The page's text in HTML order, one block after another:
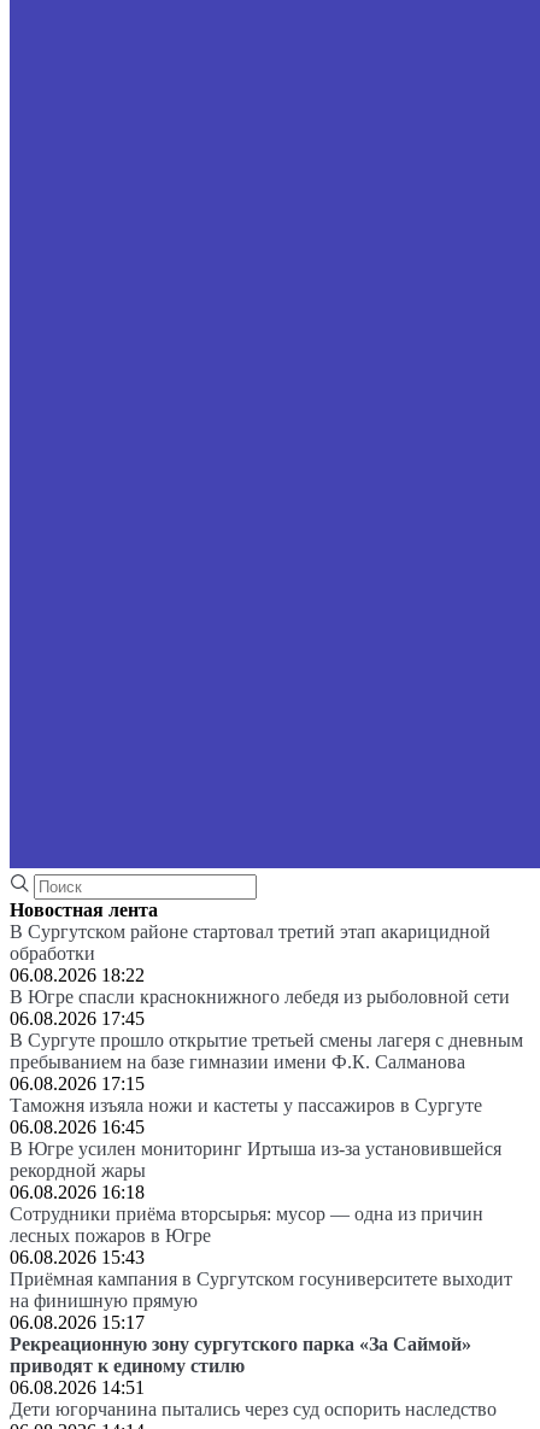
Новостная лента
В Сургутском районе стартовал третий этап акарицидной
обработки
06.08.2026 18:22
В Югре спасли краснокнижного лебедя из рыболовной сети
06.08.2026 17:45
В Сургуте прошло открытие третьей смены лагеря с дневным
пребыванием на базе гимназии имени Ф.К. Салманова
06.08.2026 17:15
Таможня изъяла ножи и кастеты у пассажиров в Сургуте
06.08.2026 16:45
В Югре усилен мониторинг Иртыша из-за установившейся
рекордной жары
06.08.2026 16:18
Сотрудники приёма вторсырья: мусор — одна из причин
лесных пожаров в Югре
06.08.2026 15:43
Приёмная кампания в Сургутском госуниверситете выходит
на финишную прямую
06.08.2026 15:17
Рекреационную зону сургутского парка «За Саймой»
приводят к единому стилю
06.08.2026 14:51
Дети югорчанина пытались через суд оспорить наследство